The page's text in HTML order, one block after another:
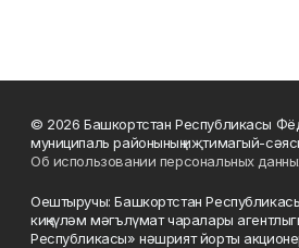
© 2026 Башкортстан Республикасы
муниципаль районының иҗтимагый-
Об использовании персональных
Оештыручы: Башкортстан
киңкүләм мәгълүмат чаралары
Республикасы» нәшрият йорты